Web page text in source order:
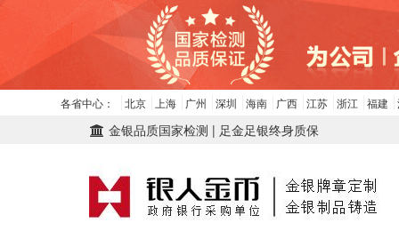
各省中心： 北京 上海 广州 深圳 海南 广西 江苏 浙江 福建
金银品质国家检测 | 足金足银终身质保